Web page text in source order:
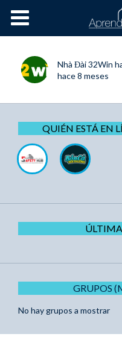
Cursos OnLine
Nhà Đài 32Win
hace 8 meses
QUIÉN ESTÁ EN
GRUPOS
No hay grupos a mostrar